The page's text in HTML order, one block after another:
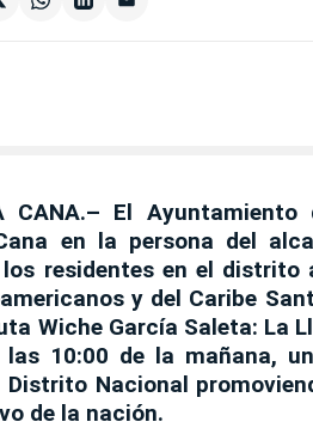
CANA.– El
en la persona del
residentes en el distrito
y del Caribe
Wiche García Saleta: La
las 10:00 de la mañana,
Distrito Nacional
de la nación.